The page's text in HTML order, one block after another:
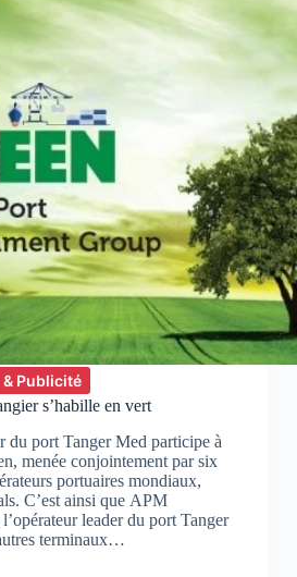
Publicité
s’habille en vert
du port Tanger Med participe à
menée conjointement par six
portuaires mondiaux,
C’est ainsi que APM
leader du port Tanger
terminaux…